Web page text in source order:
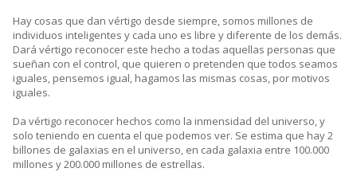
Hay cosas que dan vértigo desde siempre, somos millones de
individuos inteligentes y cada uno es libre y diferente de los demás.
Dará vértigo reconocer este hecho a todas aquellas personas que
sueñan con el control, que quieren o pretenden que todos seamos
iguales, pensemos igual, hagamos las mismas cosas, por motivos
iguales.
Da vértigo reconocer hechos como la inmensidad del universo, y
solo teniendo en cuenta el que podemos ver. Se estima que hay 2
billones de galaxias en el universo, en cada galaxia entre 100.000
millones y 200.000 millones de estrellas.